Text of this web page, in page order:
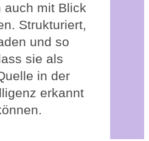
auch mit Blick
Strukturiert,
und so
sie als
in der
erkannt